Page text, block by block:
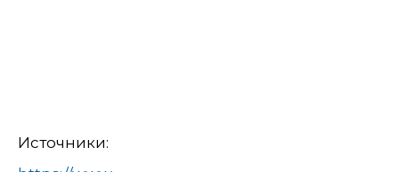
Источники: